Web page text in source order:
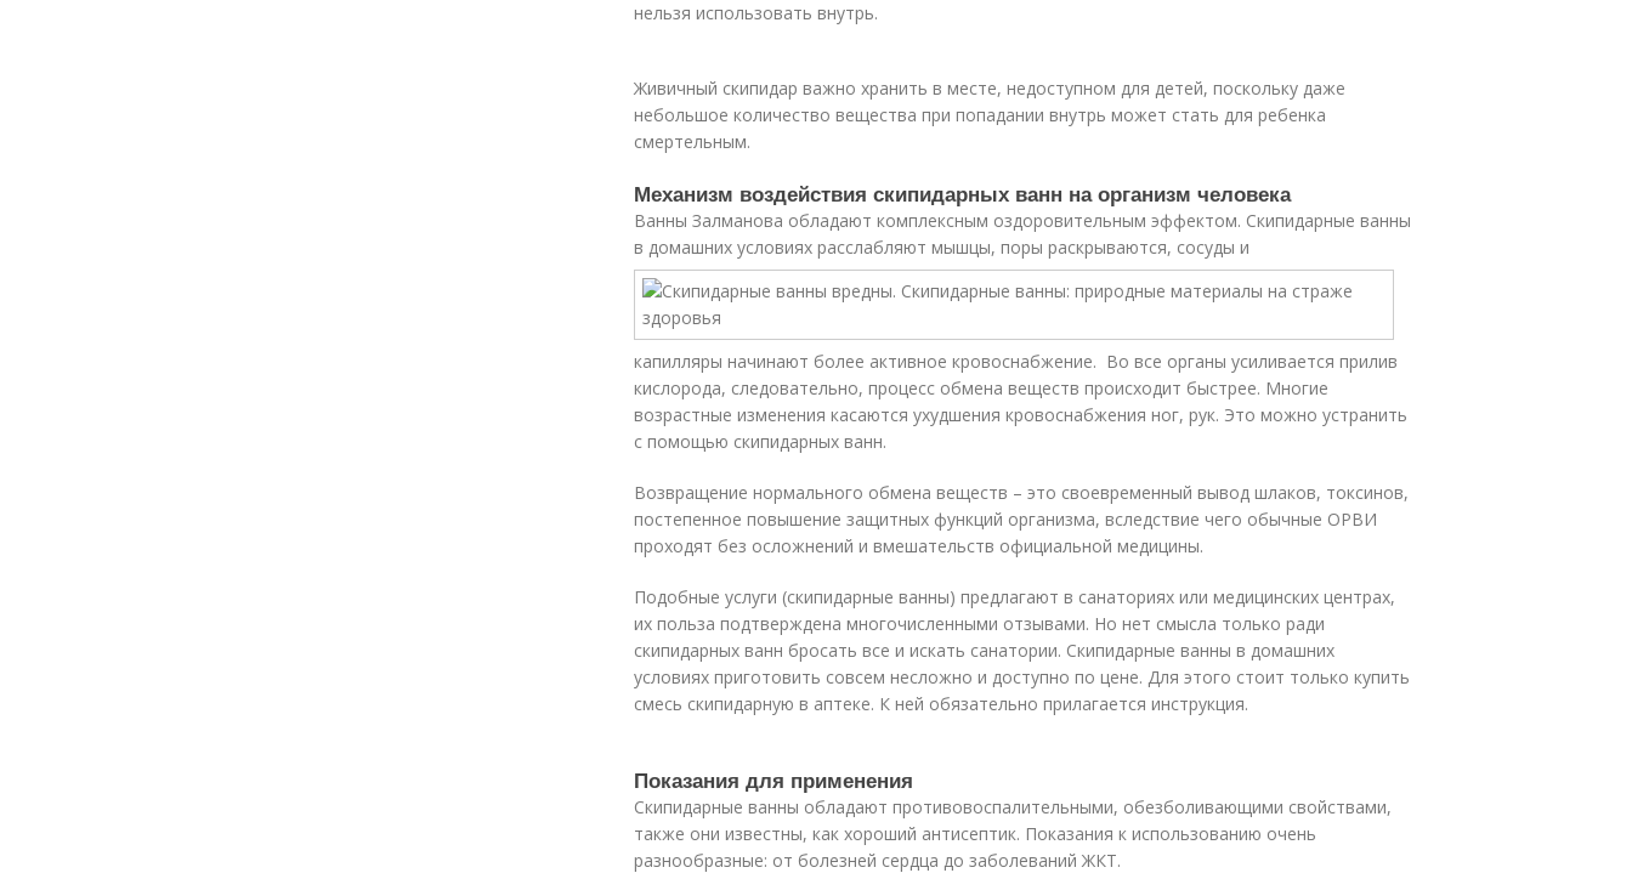
нельзя использовать внутрь.
Живичный скипидар важно хранить в месте, недоступном для детей, поскольку даже
небольшое количество вещества при попадании внутрь может стать для ребенка
смертельным.
Механизм воздействия скипидарных ванн на организм человека
Ванны Залманова обладают комплексным оздоровительным эффектом. Скипидарные ванны
в домашних условиях расслабляют мышцы, поры раскрываются, сосуды и
капилляры начинают более активное кровоснабжение. Во все органы усиливается прилив
кислорода, следовательно, процесс обмена веществ происходит быстрее. Многие
возрастные изменения касаются ухудшения кровоснабжения ног, рук. Это можно устранить
с помощью скипидарных ванн.
Возвращение нормального обмена веществ – это своевременный вывод шлаков, токсинов,
постепенное повышение защитных функций организма, вследствие чего обычные ОРВИ
проходят без осложнений и вмешательств официальной медицины.
Подобные услуги (скипидарные ванны) предлагают в санаториях или медицинских центрах,
их польза подтверждена многочисленными отзывами. Но нет смысла только ради
скипидарных ванн бросать все и искать санатории. Скипидарные ванны в домашних
условиях приготовить совсем несложно и доступно по цене. Для этого стоит только купить
смесь скипидарную в аптеке. К ней обязательно прилагается инструкция.
Показания для применения
Скипидарные ванны обладают противовоспалительными, обезболивающими свойствами,
также они известны, как хороший антисептик. Показания к использованию очень
разнообразные: от болезней сердца до заболеваний ЖКТ.